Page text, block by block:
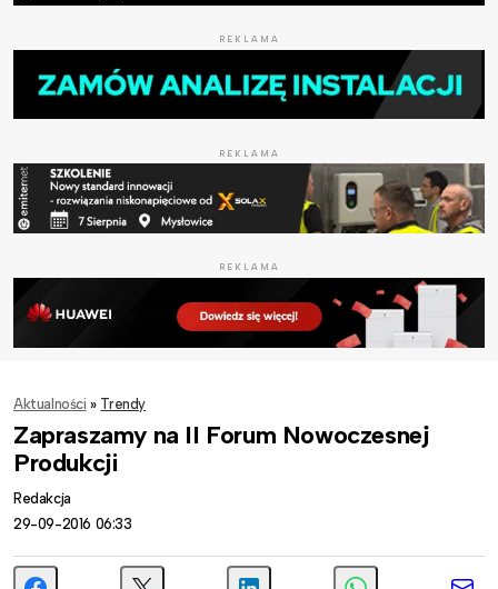
REKLAMA
REKLAMA
REKLAMA
Aktualności » Trendy
Zapraszamy na II Forum Nowoczesnej
Produkcji
Redakcja
29-09-2016 06:33